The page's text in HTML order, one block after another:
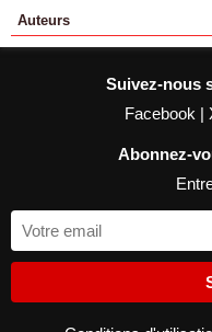
Auteurs
Suivez-nous
Facebook |
Abonnez-